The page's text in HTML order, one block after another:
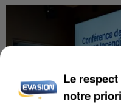
Le
notre